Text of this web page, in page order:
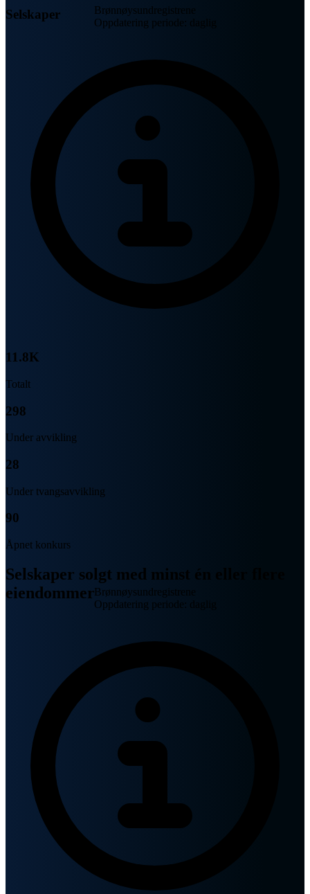
Selskaper
Brønnøysundregistrene
Oppdatering periode: daglig
11.8K
Totalt
298
Under avvikling
28
Under tvangsavvikling
90
Åpnet konkurs
Selskaper solgt med minst én eller flere
eiendommerBrønnøysundregistrene
Oppdatering periode: daglig